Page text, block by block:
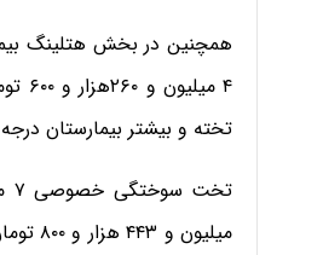
همچنین در بخش هتلینگ
تخته و بیشتر بیمارستان درجه یک خصوصی ۲ میلیون و